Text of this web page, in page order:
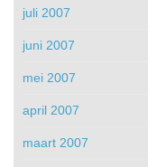
juli 2007
juni 2007
mei 2007
april 2007
maart 2007